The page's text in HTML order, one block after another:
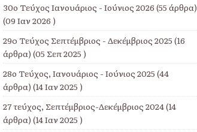
30ο Τεύχος Ιανουάριος - Ιούνιος 2026 (55 άρθρα)
(09 Ιαν 2026 )
29o Τεύχος Σεπτέμβριος - Δεκέμβριος 2025 (16
άρθρα) (05 Σεπ 2025 )
28ο Τεύχος, Ιανουάριος - Ιούνιος 2025 (44
άρθρα) (14 Ιαν 2025 )
27 τεύχος, Σεπτέμβριος-Δεκέμβριος 2024(14
άρθρα) (14 Ιαν 2025 )